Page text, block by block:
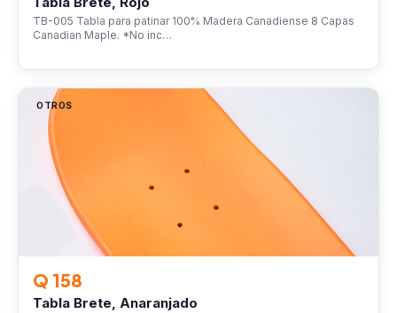
TB-005 Tabla para patinar 100% Madera Canadiense 8 Capas
Canadian Maple. *No inc…
OTROS
Q 158
Tabla Brete, Anaranjado